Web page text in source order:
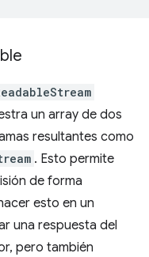
un array de dos
resultantes como
. Esto permite
de forma
esto en un
una respuesta del
pero también